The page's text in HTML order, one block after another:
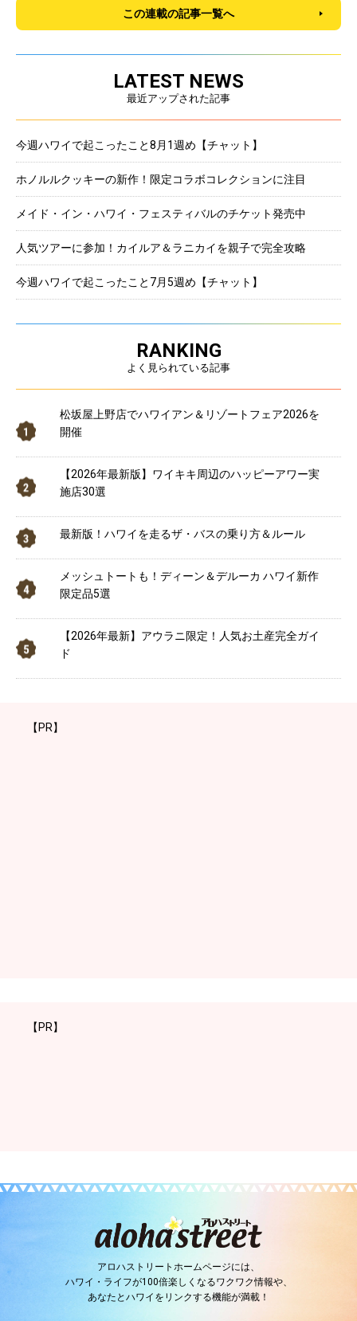
この連載の記事一覧へ
LATEST NEWS
最近アップされた記事
今週ハワイで起こったこと8月1週め【チャット】
ホノルルクッキーの新作！限定コラボコレクションに注目
メイド・イン・ハワイ・フェスティバルのチケット発売中
人気ツアーに参加！カイルア＆ラニカイを親子で完全攻略
今週ハワイで起こったこと7月5週め【チャット】
RANKING
よく見られている記事
松坂屋上野店でハワイアン＆リゾートフェア2026を
開催
【2026年最新版】ワイキキ周辺のハッピーアワー実
施店30選
最新版！ハワイを走るザ・バスの乗り方＆ルール
メッシュトートも！ディーン＆デルーカ ハワイ新作
限定品5選
【2026年最新】アウラニ限定！人気お土産完全ガイ
ド
【PR】
【PR】
アロハストリートホームページには、
ハワイ・ライフが100倍楽しくなるワクワク情報や、
あなたとハワイをリンクする機能が満載！